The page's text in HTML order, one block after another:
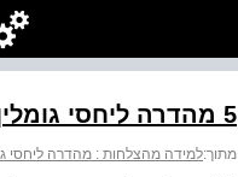
5 מהדרה ליחסי גומלין
מתוך:למידה מהצלחות : מהדרה ליחסי